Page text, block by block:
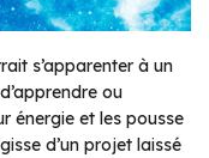
s’apparenter à un
ou
énergie et les pousse
d’un projet laissé